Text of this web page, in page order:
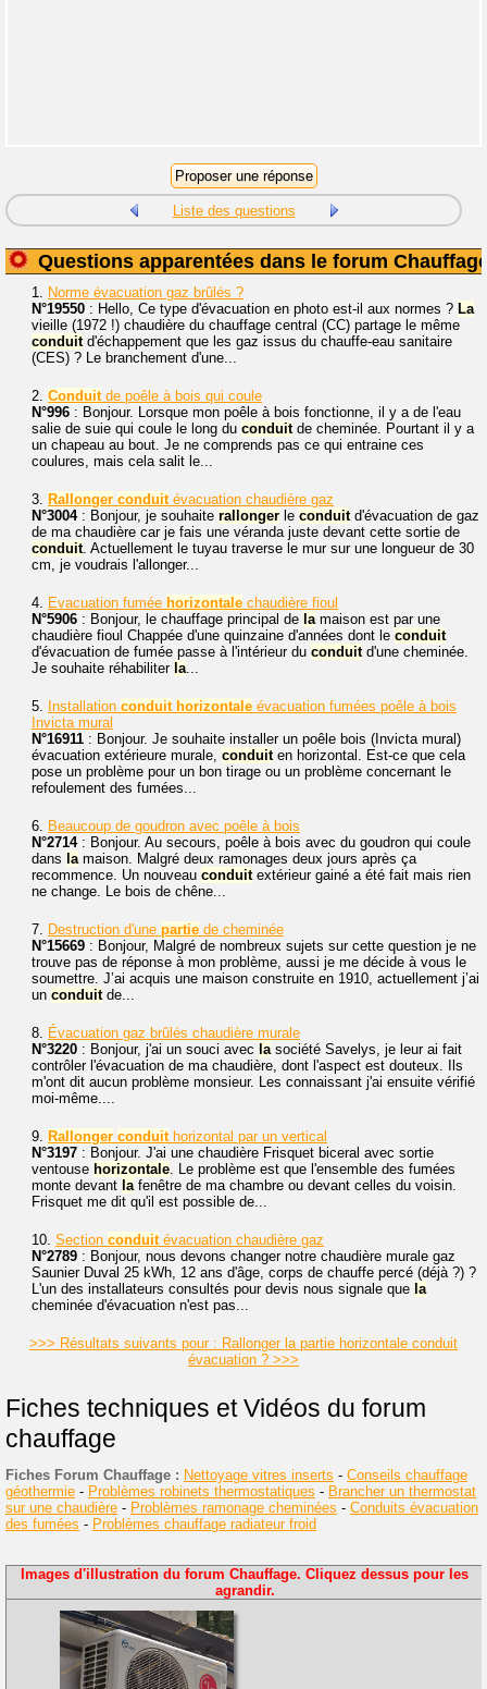
Liste des questions
Questions apparentées dans le forum
1. Norme évacuation gaz brûlés ?
N°19550 : Hello, Ce type d'évacuation en photo est-il aux normes ? La
vieille (1972 !) chaudière du chauffage central (CC) partage le même
conduitd'échappement que les gaz issus du chauffe-eau sanitaire
(CES) ? Le branchement d'une...
2. Conduitde poêle à bois qui coule
N°996 : Bonjour. Lorsque mon poêle à bois fonctionne, il y a de l'eau
salie de suie qui coule le long du conduitde cheminée. Pourtant il y a
un chapeau au bout. Je ne comprends pas ce qui entraine ces
coulures, mais cela salit le...
3. Rallonger conduitévacuation chaudière gaz
N°3004: Bonjour, je souhaite rallonger le conduitd'évacuation de gaz
de ma chaudière car je fais une véranda juste devant cette sortie de
conduit. Actuellement le tuyau traverse le mur sur une longueur de 30
cm, je voudrais l'allonger...
4. Evacuation fumée horizontale chaudière fioul
N°5906 : Bonjour, le chauffage principal de lamaison est par une
chaudière fioul Chappée d'une quinzaine d'années dont le conduit
d'évacuation de fumée passe à l'intérieur du conduitd'une cheminée.
Je souhaite réhabiliter la...
5. Installation conduit horizontale évacuation fumées poêle à bois
Invicta mural
N°16911 : Bonjour. Je souhaite installer un poêle bois (Invicta mural)
évacuation extérieure murale, conduiten horizontal. Est-ce que cela
pose un problème pour un bon tirage ou un problème concernant le
refoulement des fumées...
6. Beaucoup de goudron avec poêle à bois
N°2714: Bonjour. Au secours, poêle à bois avec du goudron qui coule
dans lamaison. Malgré deux ramonages deux jours après ça
recommence. Un nouveau conduitextérieur gainé a été fait mais rien
ne change. Le bois de chêne...
7. Destruction d'une partie de cheminée
N°15669 : Bonjour, Malgré de nombreux sujets sur cette question je ne
trouve pas de réponse à mon problème, aussi je me décide à vous le
soumettre. J’ai acquis une maison construite en 1910, actuellement j’ai
un conduitde...
8. Évacuation gaz brûlés chaudière murale
N°3220 : Bonjour, j'ai un souci avec lasociété Savelys, je leur ai fait
contrôler l'évacuation de ma chaudière, dont l'aspect est douteux. Ils
m'ont dit aucun problème monsieur. Les connaissant j'ai ensuite vérifié
moi-même....
9. Rallonger conduithorizontal par un vertical
N°3197 : Bonjour. J'ai une chaudière Frisquet biceral avec sortie
ventouse horizontale. Le problème est que l'ensemble des fumées
monte devant lafenêtre de ma chambre ou devant celles du voisin.
Frisquet me dit qu'il est possible de...
10. Section conduitévacuation chaudière gaz
N°2789 : Bonjour, nous devons changer notre chaudière murale gaz
Saunier Duval 25 kWh, 12 ans d'âge, corps de chauffe percé (déjà ?) ?
L'un des installateurs consultés pour devis nous signale que la
cheminée d'évacuation n'est pas...
>>> Résultats suivants pour : Rallonger la partie horizontale conduit
évacuation ? >>>
Fiches techniques et Vidéos du forum
chauffage
Fiches Forum Chauffage : Nettoyage vitres inserts - Conseils chauffage
géothermie - Problèmes robinets thermostatiques - Brancher un thermostat
sur une chaudière - Problèmes ramonage cheminées - Conduits évacuation
des fumées - Problèmes chauffage radiateur froid
Images d'illustration du forum Chauffage. Cliquez dessus pour les
agrandir.